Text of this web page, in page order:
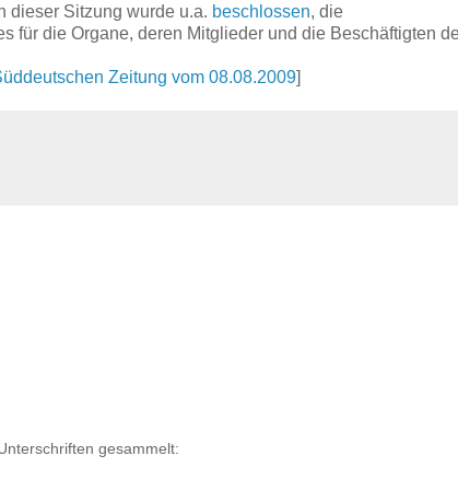
dieser Sitzung wurde u.a. beschlossen, die
für die Organe, deren Mitglieder und die Beschäftigten
Zeitung vom 08.08.2009]
gesammelt: